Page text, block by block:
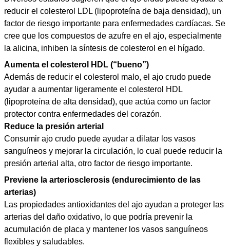
reducir el colesterol LDL (lipoproteína de baja densidad), un
factor de riesgo importante para enfermedades cardíacas. Se
cree que los compuestos de azufre en el ajo, especialmente
la alicina, inhiben la síntesis de colesterol en el hígado.
Aumenta el colesterol HDL (“bueno”)
Además de reducir el colesterol malo, el ajo crudo puede
ayudar a aumentar ligeramente el colesterol HDL
(lipoproteína de alta densidad), que actúa como un factor
protector contra enfermedades del corazón.
Reduce la presión arterial
Consumir ajo crudo puede ayudar a dilatar los vasos
sanguíneos y mejorar la circulación, lo cual puede reducir la
presión arterial alta, otro factor de riesgo importante.
Previene la arteriosclerosis (endurecimiento de las
arterias)
Las propiedades antioxidantes del ajo ayudan a proteger las
arterias del daño oxidativo, lo que podría prevenir la
acumulación de placa y mantener los vasos sanguíneos
flexibles y saludables.